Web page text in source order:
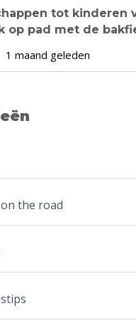
tot kinderen
op pad met de
1 maand geleden
the road